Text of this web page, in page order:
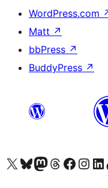
WordPress.com
Matt ↗
bbPress ↗
BuddyPress ↗
Visit our X (formerly Twitter) account
Apsilankykite mūsų Bluesky paskyroje
Visit our Mastodon account
Apsilankykite mūsų Threads
Visit our Facebook page
Visit ourVisit